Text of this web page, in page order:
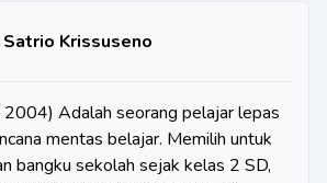
Krissuseno
2004) Adalah seorang pelajar lepas
mentas belajar. Memilih untuk
bangku sekolah sejak kelas 2 SD,